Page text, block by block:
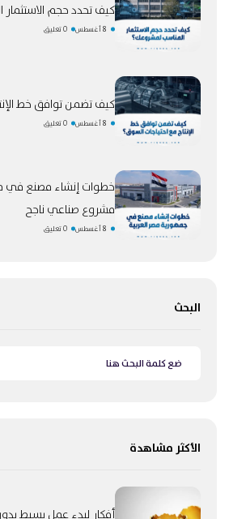
كيف تحدد حجم
8 أغسطس 0 تعليق
كيف تضمن توافق خط
8 أغسطس 0 تعليق
خطوات إنشاء مصنع في
مشروع صناعي ناجح
8 أغسطس 0 تعليق
البحث
الأكثر مشاهدة
أفكار لبدء عمل بسيط